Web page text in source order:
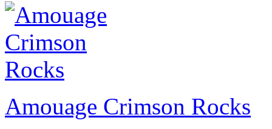
Amouage Crimson Rocks